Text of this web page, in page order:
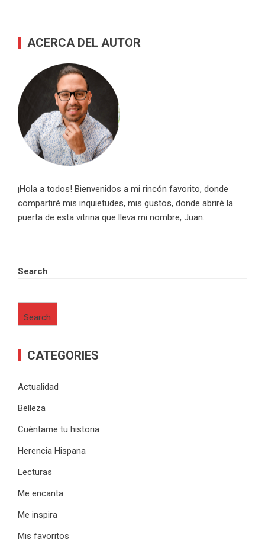
ACERCA DEL AUTOR
¡Hola a todos! Bienvenidos a mi rincón favorito, donde
compartiré mis inquietudes, mis gustos, donde abriré la
puerta de esta vitrina que lleva mi nombre, Juan.
Search
Search
CATEGORIES
Actualidad
Belleza
Cuéntame tu historia
Herencia Hispana
Lecturas
Me encanta
Me inspira
Mis favoritos